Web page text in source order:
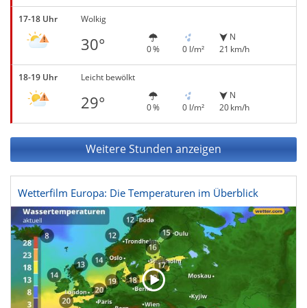
17-18 Uhr Wolkig
30° 0 % 0 l/m²
N
21 km/h
18-19 Uhr Leicht bewölkt
29° 0 % 0 l/m²
N
20 km/h
Weitere Stunden anzeigen
Wetterfilm Europa: Die Temperaturen im Überblick